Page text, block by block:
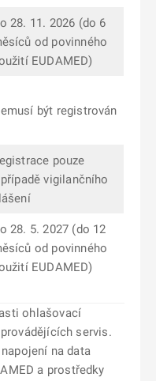
28. 11. 2026 (do 6
od povinného
EUDAMED)
být registrován
pouze
vigilančního
28. 5. 2027 (do 12
od povinného
EUDAMED)
ohlašovací
servis.
na data
a prostředky